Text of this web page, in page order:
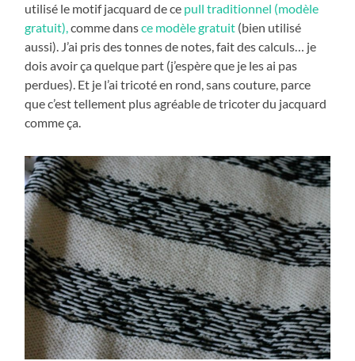
utilisé le motif jacquard de ce pull traditionnel (modèle
gratuit),comme dansce modèle gratuit (bien utilisé
aussi). J’ai pris des tonnes de notes, fait des calculs… je
dois avoir ça quelque part (j’espère que je les ai pas
perdues). Et je l’ai tricoté en rond, sans couture, parce
que c’est tellement plus agréable de tricoter du jacquard
comme ça.